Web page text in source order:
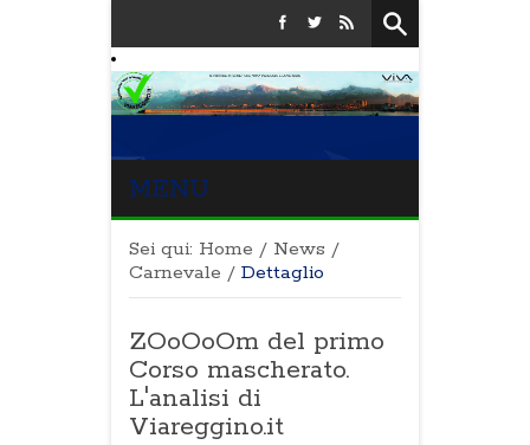
MENU
Sei qui: Home / News /
Carnevale / Dettaglio
ZOoOoOm del primo
Corso mascherato.
L'analisi di
Viareggino.it